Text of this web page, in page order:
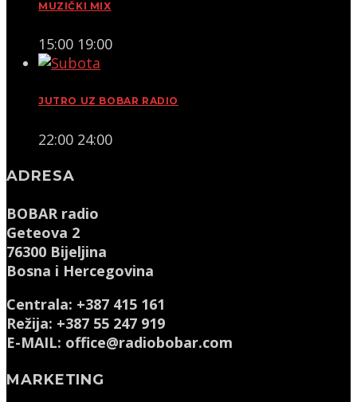
MUZIČKI MIX
15:00 19:00
JUTRO UZ BOBAR RADIO
22:00 24:00
ADRESA
BOBAR radio
Geteova 2
76300 Bijeljina
Bosna i Hercegovina
Centrala: +387 415 161
Režija: +387 55 247 919
E-MAIL: office@radiobobar.com
MARKETING